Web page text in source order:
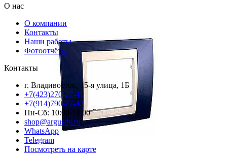
О нас
О компании
Контакты
Наши работы
Фотоотчёты
Контакты
г. Владивосток, 15-я улица, 1Б
+7(423)270-27-41
+7(914)790-27-42
Пн-Сб: 10:00-19:00
shop@argusdv.ru
WhatsApp
Telegram
Посмотреть на карте